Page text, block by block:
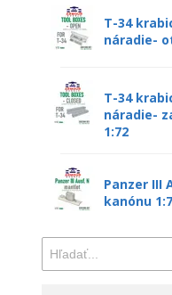
T-34
náradie-
T-34
náradie-
1:72
Panzer III
kanónu